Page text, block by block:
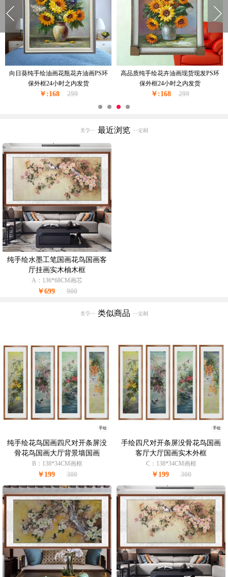
窗台边上的花瓶花卉油画纯手绘油画
现货现发金色实木外框24小时之内发
货
￥:228 350
现货现发纯手绘花绘油画卧室挂画厚
油厚肌理油画实木外框24小时之内发
货
￥:228 350
最近浏览
纯手绘水墨工笔国画花鸟国画客
厅挂画实木柚木框
A：136*68CM画芯
￥699 900
类似商品
手绘
纯手绘花鸟国画四尺对开条屏没
骨花鸟国画大厅背景墙国画
B：138*34CM画框
￥199 300
手绘
手绘四尺对开条屏没骨花鸟国画
客厅大厅国画实木外框
C：138*34CM画框
￥199 300